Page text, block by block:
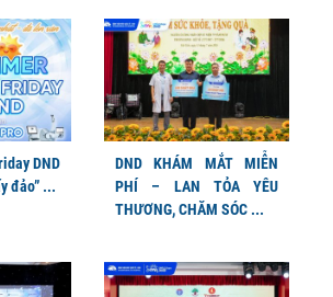
DND
đảo” ...
DND KHÁM MẮT MIỄN
PHÍ – LAN TỎA YÊU
THƯƠNG, CHĂM SÓC ...